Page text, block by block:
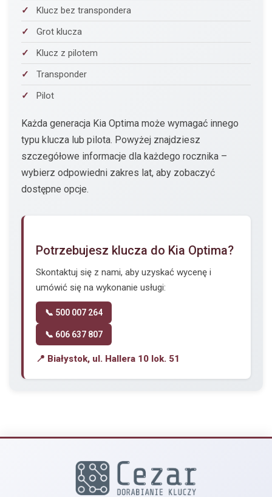
Klucz bez transpondera
Grot klucza
Klucz z pilotem
Transponder
Pilot
Każda generacja Kia Optima może wymagać innego
typu klucza lub pilota. Powyżej znajdziesz
szczegółowe informacje dla każdego rocznika –
wybierz odpowiedni zakres lat, aby zobaczyć
dostępne opcje.
Potrzebujesz klucza do Kia Optima?
Skontaktuj się z nami, aby uzyskać wycenę i
umówić się na wykonanie usługi:
📞 500 007 264
📞 606 637 807
📍 Białystok, ul. Hallera 10 lok. 51